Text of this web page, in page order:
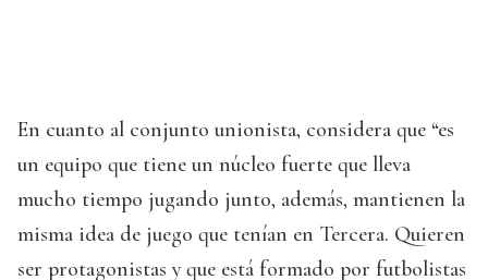
En cuanto al conjunto unionista, considera que “es
un equipo que tiene un núcleo fuerte que lleva
mucho tiempo jugando junto, además, mantienen la
misma idea de juego que tenían en Tercera. Quieren
ser protagonistas y que está formado por futbolistas